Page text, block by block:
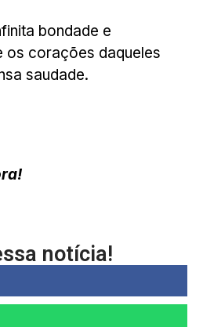
bondade e
os corações daqueles
saudade.
notícia!